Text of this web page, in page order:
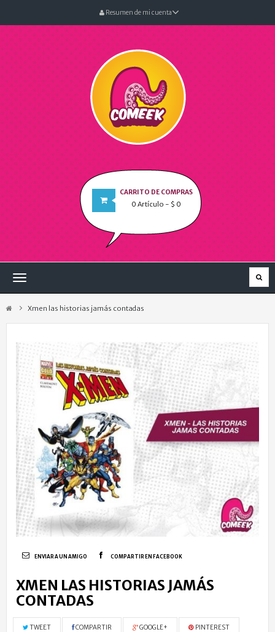
Resumen de mi cuenta
CARRITO DE COMPRAS
0 Artículo - $ 0
Navegación
Xmen las historias jamás contadas
ENVIAR A UN AMIGO COMPARTIR EN FACEBOOK
XMEN LAS HISTORIAS JAMÁS
CONTADAS
TWEET COMPARTIR GOOGLE+ PINTEREST